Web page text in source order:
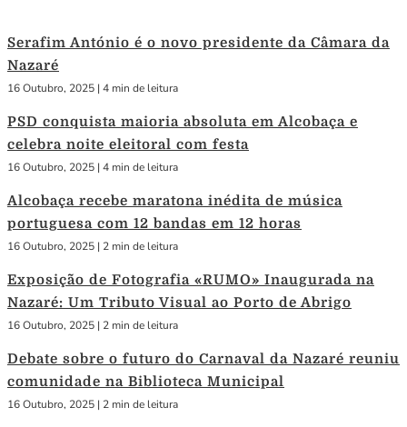
Serafim António é o novo presidente da Câmara da
Nazaré
16 Outubro, 2025 | 4 min de leitura
PSD conquista maioria absoluta em Alcobaça e
celebra noite eleitoral com festa
16 Outubro, 2025 | 4 min de leitura
Alcobaça recebe maratona inédita de música
portuguesa com 12 bandas em 12 horas
16 Outubro, 2025 | 2 min de leitura
Exposição de Fotografia «RUMO» Inaugurada na
Nazaré: Um Tributo Visual ao Porto de Abrigo
16 Outubro, 2025 | 2 min de leitura
Debate sobre o futuro do Carnaval da Nazaré reuniu
comunidade na Biblioteca Municipal
16 Outubro, 2025 | 2 min de leitura